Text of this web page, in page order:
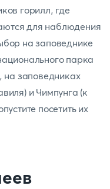
горилл, где
для наблюдения
на заповеднике
парка
на заповедниках
и Чимпунга (к
посетить их